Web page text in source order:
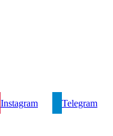
Instagram
Telegram